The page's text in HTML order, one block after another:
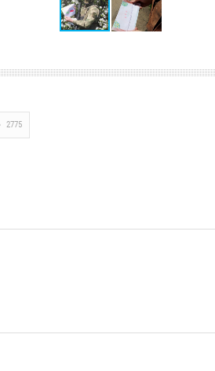
2775